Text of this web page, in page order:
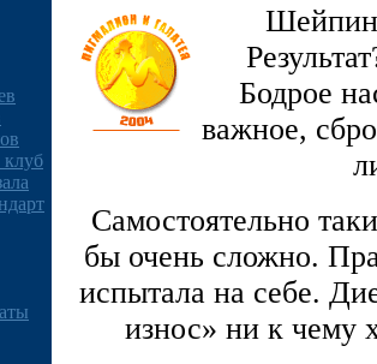
Бодрое
важное,
Самостоятельно
бы очень сложно.
испытала на себе.
износ» ни к чему